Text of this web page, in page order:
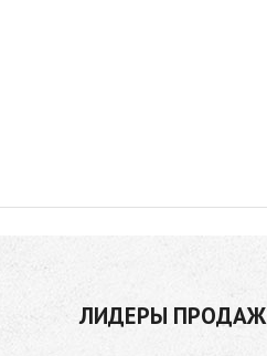
ЛИДЕРЫ ПРОДАЖ